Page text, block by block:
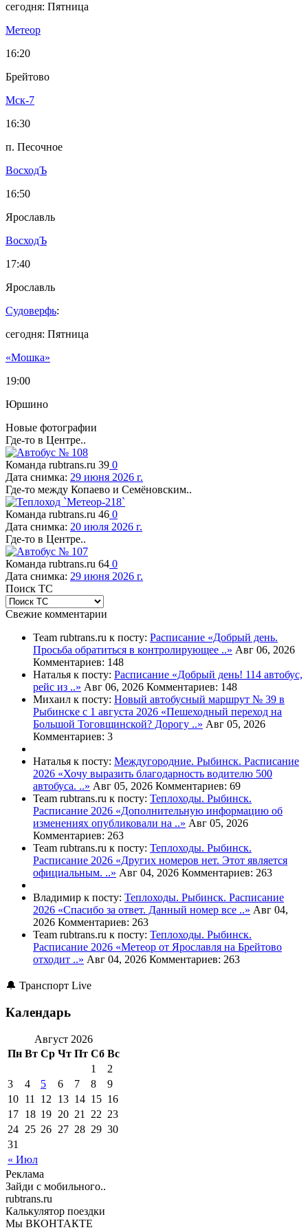
сегодня: Пятница
Метеор
16:20
Брейтово
Мск-7
16:30
п. Песочное
ВосходЪ
16:50
Ярославль
ВосходЪ
17:40
Ярославль
Судоверфь:
сегодня: Пятница
«Мошка»
19:00
Юршино
Новые фотографии
Где-то в Центре..
Команда rubtrans.ru 39 0
Дата снимка: 29 июня 2026 г.
Где-то между Копаево и Семёновским..
Команда rubtrans.ru 46 0
Дата снимка: 20 июля 2026 г.
Где-то в Центре..
Команда rubtrans.ru 64 0
Дата снимка: 29 июня 2026 г.
Поиск ТС
Свежие комментарии
Team rubtrans.ru к посту: Расписание «Добрый день.
Просьба обратиться в контролирующее ..» Авг 06, 2026
Комментариев: 148
Наталья к посту: Расписание «Добрый день! 114 автобус,
рейс из ..» Авг 06, 2026 Комментариев: 148
Михаил к посту: Новый автобусный маршрут № 39 в
Рыбинске с 1 августа 2026 «Пешеходный переход на
Большой Тоговщинской? Дорогу ..» Авг 05, 2026
Комментариев: 3
Наталья к посту: Междугородние. Рыбинск. Расписание
2026 «Хочу выразить благодарность водителю 500
автобуса. ..» Авг 05, 2026 Комментариев: 69
Team rubtrans.ru к посту: Теплоходы. Рыбинск.
Расписание 2026 «Дополнительную информацию об
изменениях опубликовали на ..» Авг 05, 2026
Комментариев: 263
Team rubtrans.ru к посту: Теплоходы. Рыбинск.
Расписание 2026 «Других номеров нет. Этот является
официальным. ..» Авг 04, 2026 Комментариев: 263
Владимир к посту: Теплоходы. Рыбинск. Расписание
2026 «Спасибо за ответ. Данный номер все ..» Авг 04,
2026 Комментариев: 263
Team rubtrans.ru к посту: Теплоходы. Рыбинск.
Расписание 2026 «Метеор от Ярославля на Брейтово
отходит ..» Авг 04, 2026 Комментариев: 263
🔔 Транспорт Live
Календарь
Август 2026
Пн Вт Ср Чт Пт Сб Вс
« Июл
1
2
3
4 5 6 7 8
9
10 11 12 13 14 15 16
17 18 19 20 21 22 23
24 25 26 27 28 29 30
31
Реклама
Зайди с мобильного..
rubtrans.ru
Калькулятор поездки
Мы ВКОНТАКТЕ